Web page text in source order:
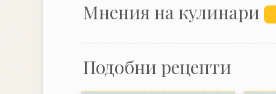
Mнения на кулинари
Подобни рецепти